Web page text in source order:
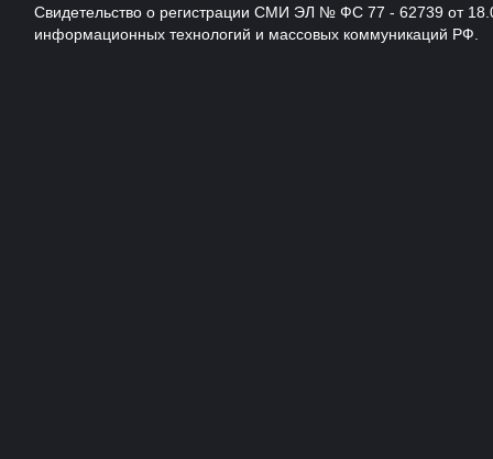
Свидетельство о регистрации СМИ ЭЛ № ФС 77 - 62739 от
информационных технологий и массовых коммуникаций РФ.